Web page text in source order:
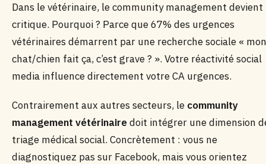
Dans le vétérinaire, le community management devient
critique. Pourquoi ? Parce que 67% des urgences
vétérinaires démarrent par une recherche sociale « mon
chat/chien fait ça, c’est grave ? ». Votre réactivité social
media influence directement votre CA urgences.
Contrairement aux autres secteurs, le community
management vétérinairedoit intégrer une dimension
triage médical social. Concrètement : vous ne
diagnostiquez pas sur Facebook, mais vous orientez